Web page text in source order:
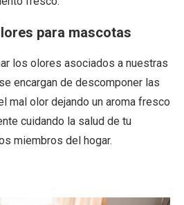
para mascotas
los olores asociados a nuestras
encargan de descomponer las
mal olor dejando un aroma fresco
cuidando la salud de tu
miembros del hogar.